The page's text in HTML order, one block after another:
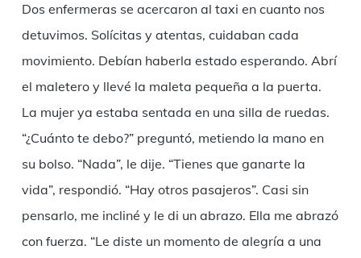
Dos enfermeras se acercaron al taxi en cuanto nos
detuvimos. Solícitas y atentas, cuidaban cada
movimiento. Debían haberla estado esperando. Abrí
el maletero y llevé la maleta pequeña a la puerta.
La mujer ya estaba sentada en una silla de ruedas.
“¿Cuánto te debo?” preguntó, metiendo la mano en
su bolso. “Nada”, le dije. “Tienes que ganarte la
vida”, respondió. “Hay otros pasajeros”. Casi sin
pensarlo, me incliné y le di un abrazo. Ella me abrazó
con fuerza. “Le diste un momento de alegría a una